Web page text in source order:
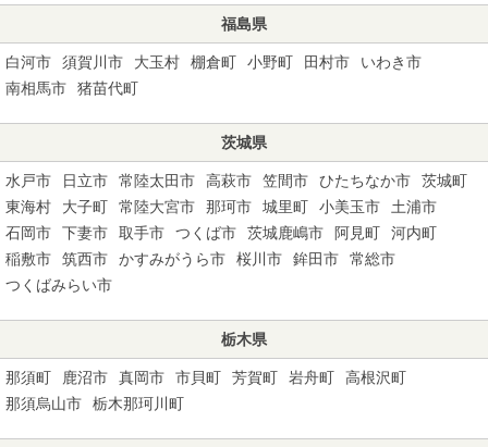
福島県
白河市 須賀川市 大玉村 棚倉町 小野町 田村市
いわき市
南相馬市
猪苗代町
茨城県
水戸市 日立市 常陸太田市 高萩市 笠間市 ひたちなか市
茨城町
東海村
大子町 常陸大宮市 那珂市 城里町 小美玉市
土浦市
石岡市
下妻市 取手市 つくば市 茨城鹿嶋市 阿見町
河内町
稲敷市
筑西市 かすみがうら市 桜川市 鉾田市
常総市
つくばみらい市
栃木県
那須町 鹿沼市 真岡市 市貝町 芳賀町 岩舟町
高根沢町
那須烏山市
栃木那珂川町